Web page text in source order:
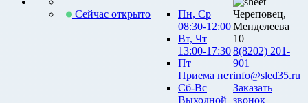
Сейчас открыто
Пн, Ср
08:30-12:00
Вт, Чт
13:00-17:30
Пт
Приема нет
Сб-Вс
Выходной
Череповец,
Менделеева
10
8(8202) 201-
901
info@sled35.ru
Заказать
звонок